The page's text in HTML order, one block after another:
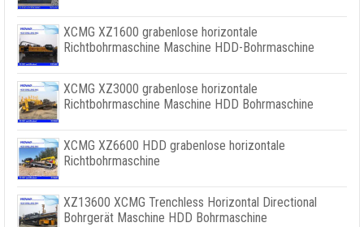
XCMG XZ1600 grabenlose horizontale
Richtbohrmaschine Maschine HDD-Bohrmaschine
XCMG XZ3000 grabenlose horizontale
Richtbohrmaschine Maschine HDD Bohrmaschine
XCMG XZ6600 HDD grabenlose horizontale
Richtbohrmaschine
XZ13600 XCMG Trenchless Horizontal Directional
Bohrgerät Maschine HDD Bohrmaschine